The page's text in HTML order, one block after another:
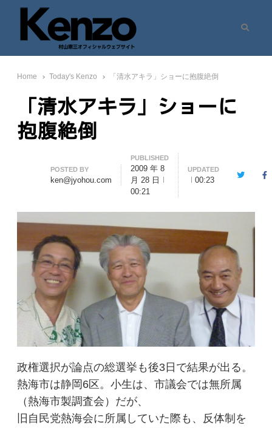
七転八起 – 村山憲三 Official Site
村山憲三ウェブサイト
Home Today's Kenzo 「清水アキラ」ショーに抱腹絶倒
「清水アキラ」ショーに
抱腹絶倒
Author
POSTED BY
ken@jyohou.com
PUBLISHED
2009 年 8
月 28 日
00:21
UPDATED
00:23 Twitter
政権選択が論点の総選挙も後3日で結果が出る。
熱海市は静岡6区。小生は、市議会では無所属
（熱海市製調査会）だが、
旧自民党熱海会に所属していた際も、反体制を